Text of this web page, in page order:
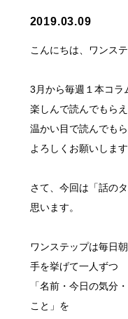
2019.03.09
こんにちは、ワンス
3月から毎週１本コラ
楽しんで読んでもら
温かい目で読んでも
よろしくお願いします
さて、今回は「話の
思います。
ワンステップは毎日
手を挙げて一人ずつ
「名前・今日の気分
こと」を